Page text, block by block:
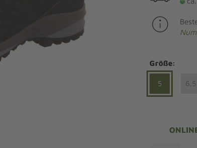
-
Angebote Outdoorschuhe
Sandaletten
Größe:
5 6.5